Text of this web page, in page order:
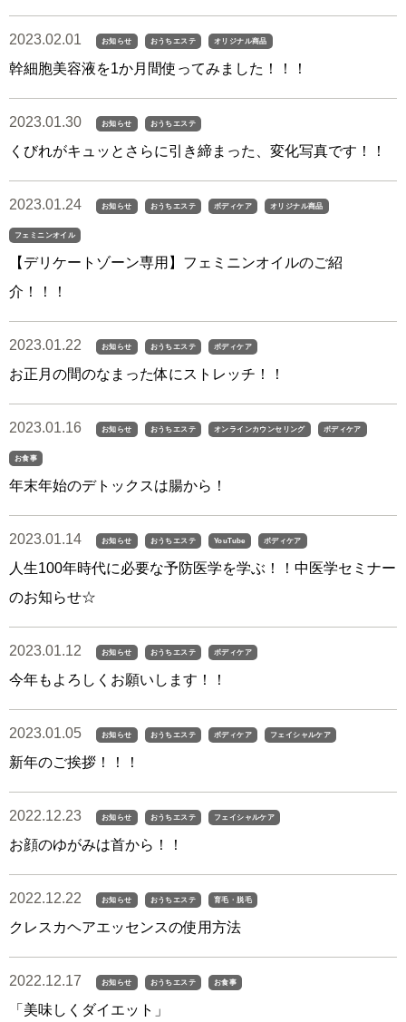
2023.02.01 お知らせ おうちエステ オリジナル商品
幹細胞美容液を1か月間使ってみました！！！
2023.01.30 お知らせ おうちエステ
くびれがキュッとさらに引き締まった、変化写真です！！
2023.01.24 お知らせ おうちエステ ボディケア オリジナル商品
フェミニンオイル
【デリケートゾーン専用】フェミニンオイルのご紹
介！！！
2023.01.22 お知らせ おうちエステ ボディケア
お正月の間のなまった体にストレッチ！！
2023.01.16 お知らせ おうちエステ オンラインカウンセリング ボディケア
お食事
年末年始のデトックスは腸から！
2023.01.14 お知らせ おうちエステ YouTube ボディケア
人生100年時代に必要な予防医学を学ぶ！！中医学セミナー
のお知らせ☆
2023.01.12 お知らせ おうちエステ ボディケア
今年もよろしくお願いします！！
2023.01.05 お知らせ おうちエステ ボディケア フェイシャルケア
新年のご挨拶！！！
2022.12.23 お知らせ おうちエステ フェイシャルケア
お顔のゆがみは首から！！
2022.12.22 お知らせ おうちエステ 育毛・脱毛
クレスカヘアエッセンスの使用方法
2022.12.17 お知らせ おうちエステ お食事
「美味しくダイエット」